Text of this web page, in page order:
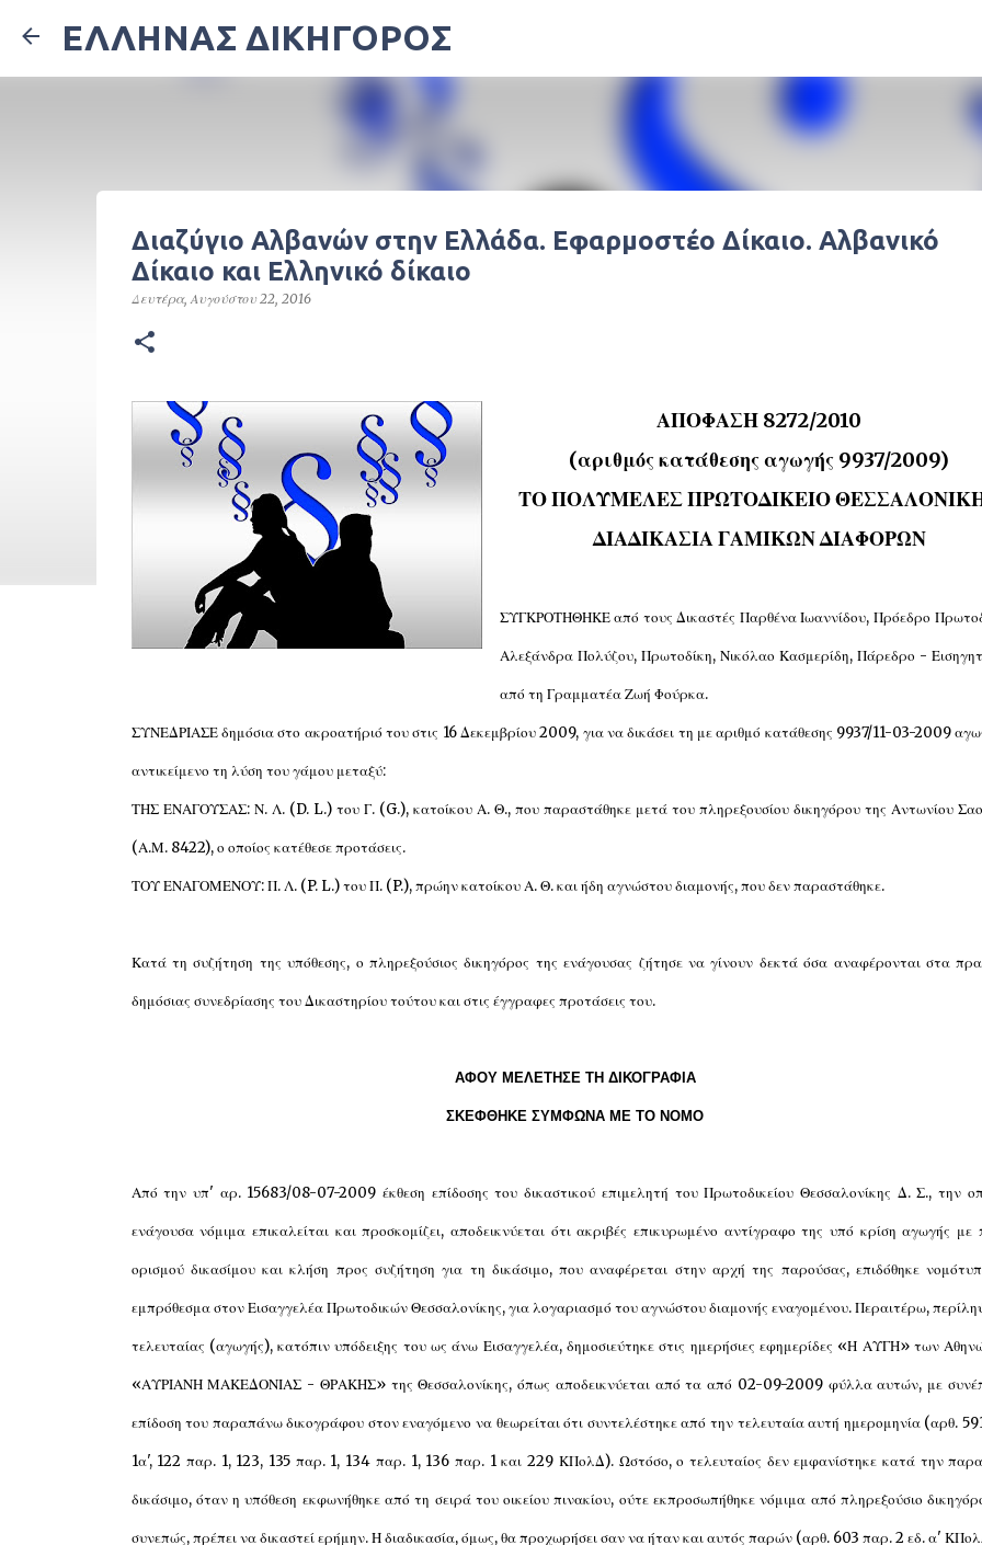
ΕΛΛΗΝΑΣ ΔΙΚΗΓΟΡΟΣ
Διαζύγιο Αλβανών στην Ελλάδα. Εφαρμοστέο Δίκαιο. Αλβανικό
Δίκαιο και Ελληνικό δίκαιο
Δευτέρα, Αυγούστου 22, 2016
ΑΠΟΦΑΣΗ 8272/2010
(αριθμός κατάθεσης αγωγής 9937/2009)
ΤΟ ΠΟΛΥΜΕΛΕΣ ΠΡΩΤΟΔΙΚΕΙΟ
ΔΙΑΔΙΚΑΣΙΑ ΓΑΜΙΚΩΝ ΔΙΑΦΟΡΩΝ
ΣΥΓΚΡΟΤΗΘΗΚΕ από τους Δικαστές Παρθένα Ιωαννίδου, Πρόεδρο
Αλεξάνδρα Πολύζου, Πρωτοδίκη, Νικόλαο Κασμερίδη, Πάρεδρο -
από τη Γραμματέα Ζωή Φούρκα.
ΣΥΝΕΔΡΙΑΣΕ δημόσια στο ακροατήριό του στις 16 Δεκεμβρίου 2009, για να δικάσει τη με αριθμό κατάθεσης 9937/11-03-2009
αντικείμενο τη λύση του γάμου μεταξύ:
ΤΗΣ ΕΝΑΓΟΥΣΑΣ: Ν. Λ. (D. L.) του Γ. (G.), κατοίκου Α. Θ., που παραστάθηκε μετά του πληρεξουσίου δικηγόρου της Αντωνίου
(Α.Μ. 8422), ο οποίος κατέθεσε προτάσεις.
ΤΟΥ ΕΝΑΓΟΜΕΝΟΥ: Π. Λ. (P. L.) του Π. (P.), πρώην κατοίκου Α. Θ. και ήδη αγνώστου διαμονής, που δεν παραστάθηκε.
Κατά τη συζήτηση της υπόθεσης, ο πληρεξούσιος δικηγόρος της ενάγουσας ζήτησε να γίνουν δεκτά όσα αναφέρονται στα
δημόσιας συνεδρίασης του Δικαστηρίου τούτου και στις έγγραφες προτάσεις του.
ΑΦΟΥ ΜΕΛΕΤΗΣΕ ΤΗ ΔΙΚΟΓΡΑΦΙΑ
ΣΚΕΦΘΗΚΕ ΣΥΜΦΩΝΑ ΜΕ ΤΟ ΝΟΜΟ
Από την υπ' αρ. 15683/08-07-2009 έκθεση επίδοσης του δικαστικού επιμελητή του Πρωτοδικείου Θεσσαλονίκης Δ. Σ., την
ενάγουσα νόμιμα επικαλείται και προσκομίζει, αποδεικνύεται ότι ακριβές επικυρωμένο αντίγραφο της υπό κρίση αγωγής με
ορισμού δικασίμου και κλήση προς συζήτηση για τη δικάσιμο, που αναφέρεται στην αρχή της παρούσας, επιδόθηκε
εμπρόθεσμα στον Εισαγγελέα Πρωτοδικών Θεσσαλονίκης, για λογαριασμό του αγνώστου διαμονής εναγομένου. Περαιτέρω,
τελευταίας (αγωγής), κατόπιν υπόδειξης του ως άνω Εισαγγελέα, δημοσιεύτηκε στις ημερήσιες εφημερίδες «Η ΑΥΓΗ» των
«ΑΥΡΙΑΝΗ ΜΑΚΕΔΟΝΙΑΣ - ΘΡΑΚΗΣ» της Θεσσαλονίκης, όπως αποδεικνύεται από τα από 02-09-2009 φύλλα αυτών, με
επίδοση του παραπάνω δικογράφου στον εναγόμενο να θεωρείται ότι συντελέστηκε από την τελευταία αυτή ημερομηνία (αρθ.
1α', 122 παρ. 1, 123, 135 παρ. 1, 134 παρ. 1, 136 παρ. 1 και 229 ΚΠολΔ). Ωστόσο, ο τελευταίος δεν εμφανίστηκε κατά την
δικάσιμο, όταν η υπόθεση εκφωνήθηκε από τη σειρά του οικείου πινακίου, ούτε εκπροσωπήθηκε νόμιμα από πληρεξούσιο
συνεπώς, πρέπει να δικαστεί ερήμην. Η διαδικασία, όμως, θα προχωρήσει σαν να ήταν και αυτός παρών (αρθ. 603 παρ. 2 εδ. α'